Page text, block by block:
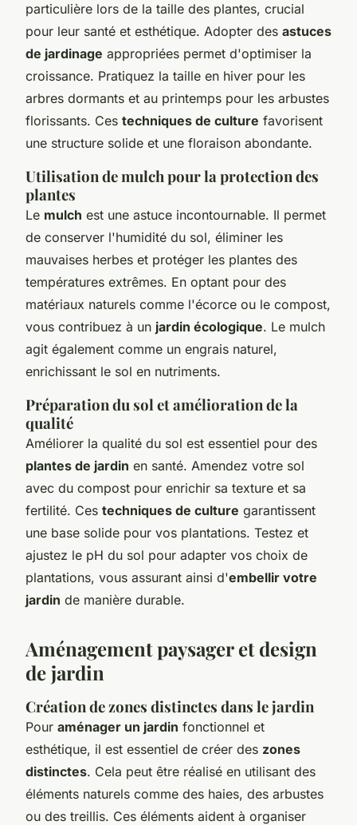
particulière lors de la taille des plantes, crucial
pour leur santé et esthétique. Adopter des astuces
de jardinage appropriées permet d'optimiser la
croissance. Pratiquez la taille en hiver pour les
arbres dormants et au printemps pour les arbustes
florissants. Ces techniques de culture favorisent
une structure solide et une floraison abondante.
Utilisation de mulch pour la protection des
plantes
Le mulch est une astuce incontournable. Il permet
de conserver l'humidité du sol, éliminer les
mauvaises herbes et protéger les plantes des
températures extrêmes. En optant pour des
matériaux naturels comme l'écorce ou le compost,
vous contribuez à un jardin écologique. Le mulch
agit également comme un engrais naturel,
enrichissant le sol en nutriments.
Préparation du sol et amélioration de la
qualité
Améliorer la qualité du sol est essentiel pour des
plantes de jardin en santé. Amendez votre sol
avec du compost pour enrichir sa texture et sa
fertilité. Ces techniques de culture garantissent
une base solide pour vos plantations. Testez et
ajustez le pH du sol pour adapter vos choix de
plantations, vous assurant ainsi d'embellir votre
jardin de manière durable.
Aménagement paysager et design
de jardin
Création de zones distinctes dans le jardin
Pour aménager un jardin fonctionnel et
esthétique, il est essentiel de créer des zones
distinctes. Cela peut être réalisé en utilisant des
éléments naturels comme des haies, des arbustes
ou des treillis. Ces éléments aident à organiser